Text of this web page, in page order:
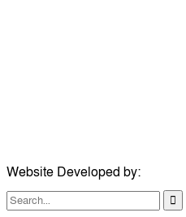
Website Developed by: